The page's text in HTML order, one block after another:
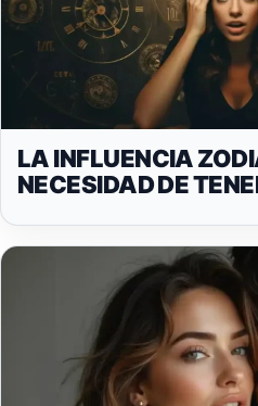
LA INFLUENCIA
NECESIDAD DE